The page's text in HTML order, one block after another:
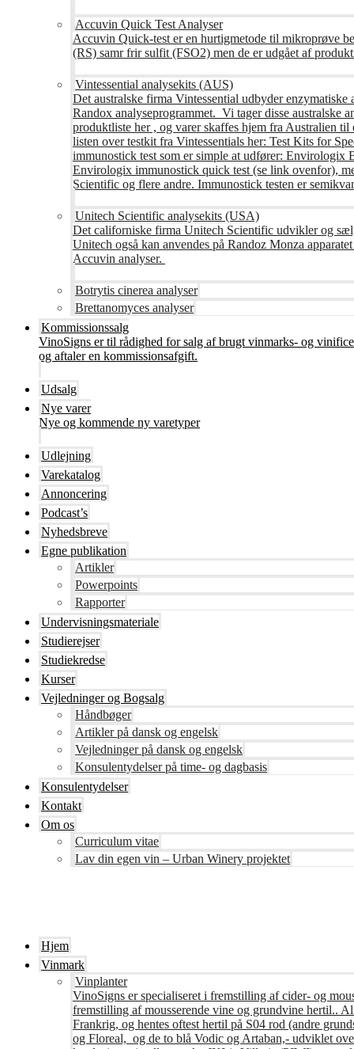
Accuvin Quick Test Analyser
Accuvin Quick-test er en hurtigmetode til mikroprøve
(RS) samr frir sulfit (FSO2) men de er udgået af
Vintessential analysekits (AUS)
Det australske firma Vintessential udbyder
Randox analyseprogrammet. Vi tager disse australske
produktliste her , og varer skaffes hjem fra Australien
listen over testkit fra Vintessentials her: Test Kits for
immunostick test som er simple at udfører: Envirologix
Envirologix immunostick quick test (se link ovenfor),
Scientific og flere andre. Immunostick testen er
Unitech Scientific analysekits (USA)
Det californiske firma Unitech Scientific udvikler og
Unitech også kan anvendes på Randoz Monza
Accuvin analyser.
Botrytis cinerea analyser
Brettanomyces analyser
Kommissionssalg
VinoSigns er til rådighed for salg af brugt vinmarks- og
og aftaler en kommissionsafgift.
Udsalg
Nye varer
Nye og kommende ny varetyper
Udlejning
Varekatalog
Annoncering
Podcast’s
Nyhedsbreve
Egne publikation
Artikler
Powerpoints
Rapporter
Undervisningsmateriale
Studierejser
Studiekredse
Kurser
Vejledninger og Bogsalg
Håndbøger
Artikler på dansk og engelsk
Vejledninger på dansk og engelsk
Konsulentydelser på time- og dagbasis
Konsulentydelser
Kontakt
Om os
Curriculum vitae
Lav din egen vin – Urban Winery projektet
Hjem
Vinmark
Vinplanter
VinoSigns er specialiseret i fremstilling af cider- og
fremstilling af mousserende vine og grundvine hertil..
Frankrig, og hentes oftest hertil på S04 rod (andre
og Floreal, og de to blå Vodic og Artaban,- udviklet